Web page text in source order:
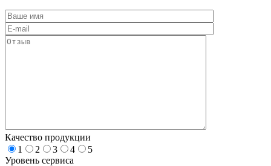
Качество продукции
1
2 3 4
5
Уровень сервиса